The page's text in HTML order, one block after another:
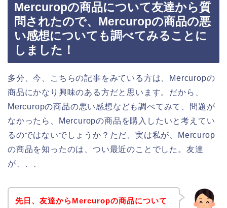
Mercuropの商品について友達から質
問されたので、Mercuropの商品の悪
い感想についても調べてみることに
しました！
多分、今、こちらの記事をみている方は、Mercuropの
商品にかなり興味のある方だと思います。だから、
Mercuropの商品の悪い感想なども調べてみて、問題が
なかったら、Mercuropの商品を購入したいと考えてい
るのではないでしょうか？ただ、実は私が、Mercurop
の商品を知ったのは、つい最近のことでした。友達
が、、、
先日、友達からMercuropの商品について